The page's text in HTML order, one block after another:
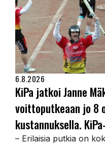
6.8.2026
KiPa jatkoi Janne
voittoputkeaan jo 8
kustannuksella.
– Erilaisia putkia on